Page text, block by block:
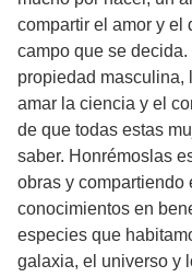
compartir el amor y el
campo que se
propiedad masculina,
amar la ciencia y el
de que todas estas
saber. Honrémoslas
obras y
conocimientos en
especies que
galaxia, el universo y